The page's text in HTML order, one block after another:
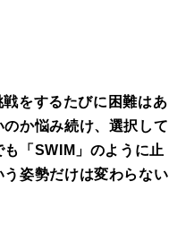
をするたびに困難はあ
か悩み続け、選択して
「SWIM」のように止
姿勢だけは変わらない